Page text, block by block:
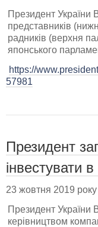
Президент України
представників
радників (верхня
японського
https://
57981
Президент
інвестувати
23 жовтня 2019
Президент України
керівництвом